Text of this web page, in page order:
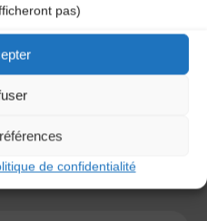
pas)
de confidentialité
les indésirables.
données de vos